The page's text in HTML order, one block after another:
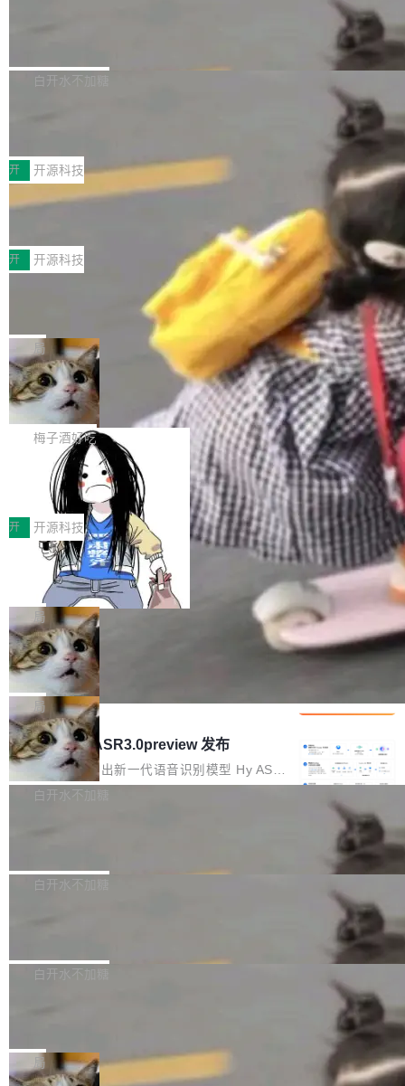
个主 agent 循环，外加一组后台 agent。这些后
库，并将作为transport接入Mooncake TENT。
MPComm将作为一种传输引擎接入Mooncake T
ENT，实现零拷贝传输性能提升30%、非零拷贝
传输性能最高提升5倍。UCL-MPComm底层基
于自研UCL-Engine通信引擎，后续腾讯网平将
持续开源更多基于UCL-Engine的高性能通信组
件。 腾讯网平团队在UCL-MPComm中实现了一
个独立于业务线程的全局通信引擎（Engine），
白开水不加糖
型案例入选名单》，深信服“面向企业研发场景的
开源 AI 编程平台 CoStrict 应用”凭借卓越的技术
创新与落地成效成功入选。 全链路私有化部署，
助力企业AI研发安全落地 当前，越来越多企业已
经开始引入 AI Coding 工具，通过调用公有云模
型或企业内部部署模型提升研发效率。但随着 AI
Coding 从个人辅助工具逐步走向团队级、组织
级应用，企业在规模化落地过程中，对安全性、
可控性和代码质量提出了更高要求。 首先是数据
安全与合规要求。对于大多数普通研发场景，公
有云模型能够满足快速试用和效率提升的需求。
但对于金融、能源、医疗等对数据安全要求较...
开 开源科技
深信服AI算力网关入选工信部人工智能
前不久，工业和信息化部正式发布《2025年人工
智能应用典型案例名单》，集中展示人工智能在
各领域的应用成果，覆盖技术底座、行业赋能、
产品应用、支撑保障、专题等五大方向。深信服
AI算力网关（AI创新平台）成功入选！ 随着各行
各业的Agent走向规模化建设，算力构成形态逐
渐丰富，用户关注的重点也在发生变化：不只是
让AI用起来，还要进一步看清混合算力时代下，
Token花在哪里、算力是否被充分利用，以及持
续增长的AI成本该如何优化。 深信服AI算力网关
正是围绕这些实际问题，从Token治理和成本治
理两个方面，让用户的每一份算力都看得清、管
得住、用得稳、省得下、更安全！ 一、从现在开
始，Token使用一目...
开 开源科技
Jeff Dean 离开 Google：一个时代的结
束，一个实验室的开始
Google 员工编号 20。MapReduce 作者之一。
Bigtable 作者之一。TensorFlow 的作者之一。
Gemini 的架构师。Google 首席科学家。 Jeff D
ean 在 Google 工作了 27 年后，宣布离职。 他
不是一个人走。一同离开的还有 Sanjay Ghema
wat（Google 员工编号 23，Jeff Dean 二十多
年的编程搭档，MapReduce 和 Bigtable 的共同
作者）、Quoc Le（Google 大脑核心成员，Se
q2Seq 和 DocAI 的共同发明人）以及 Oriol Vin
yals（Gemini 联合负责人，AlphaSta...
局
🔥 SolonCode v2026.8.4 发布：界面
字体可调、22 种语言、记忆搜索增强
打开终端就能上岗的全中文编码智能体，这一轮
把「看得清、用母语、记得住」三件事一次补
齐。 SolonCode 是什么 SolonCode 是杭州无
耳科技研发的企业级终端编码智能体——一位全
中文驱动的数字员工，自主理解需求、规划步
骤、编写代码。不挑模型、不挑平台，curl 一行
装完即用。 开源地址：Gitee · GitCode · GitHu
b 安装 支持 Java 8+（8~26）、macOS / Linu
x / Windows / Harmony PC。 # macOS / Linu
x / Harmony PC curl -fsSL https://solon.noea
r.org/solon...
梅子酒好吃
让“代码语义理解”深度释放AI Coding
价值潜能：华为云码道（CodeArts）
代码仓技术解析
一、代码仓深度理解技术的作用与价值 在软件工
程实践中，代码仓是企业核心知识资产的主要载
体。企业级代码仓库通常包含数十万乃至数百万
个文件，其规模远超单次模型调用可承载的上下
文窗口。随着项目规模的持续扩张与代码历史的
不断累积，代码仓中的模块关系、接口契约、业
务逻辑等关键信息往往分散于数十乃至数百个文
件之中，形成高度复杂的知识关联网络。传统的
代码检索手段（如关键词匹配、目录遍历）仅能
在语法层面完成文本定位，难以触及代码的语义
内涵与结构关联，导致开发者使用代码智能体在
理解大规模代码仓时面临显著"代码仓理解"瓶
颈。 代码仓深度理解服务（以下简称" CodeBas
e深度理解服务"）是华为云码道（CodeA...
开 开源科技
一条“删库”命令跑 17 小时，算法工程
师删光 89TB 数据只为干私活
最高人民检察院8月4日公布了一起案件：北京一
名90后算法工程师王某，为了给自己接的私活腾
服务器空间，删光了公司AI游戏部门的全部核心
数据。 王某2024年1月入职东城区某科技公司AI
短剧部门，有互联网大厂背景。在公司内部架构
调整期间，部门三次通知全员将数据从A集群迁
移到B集群，王某都回复了"收到"。 他没有迁移
数据。2024年9月3日下午4点，他使用此前登录
的账号密码进入A集群，输入了一条被程序员圈
称为"删库跑路"的命令——最高管理员权限、无
自研的多个文生3D和...
局
Cloudflare 分享推理优化实践：KV ca
che 量化 + 权重压缩，吞吐量提升 4
1%，成本降 30%
Kimi 和 GLM 是当前最强的大模型系列之一，但
它们有一个共同的问题：太吃显存了。月之暗面
的 Kimi K 系列和智谱的 GLM 都是长上下文、M
oE 架构的大模型，好用到让人上瘾，但 GPU 显
存永远不够用。 Cloudflare 的 Workers AI 团队
一直在跑这些模型的推理。他们在官方博客上发
整性保护。效果是：吞吐量提升 41%，每 token
局
腾讯混元 Hy ASR3.0preview 发布
腾讯混元正式推出新一代语音识别模型 Hy ASR
3.0preview。基于最新一代大语言模型 Hy3 的
让语音识别不再只是听清，而是真正听懂。通过
w 不要求标准普通话，方言识别覆盖粤语、吴语
白开水不加糖
新和少量网页兼容性修复版本。 Changes/fixe
容提供的字体时出现的几个问题 为避免音频加
质的最低采样率）的音频格式将被拒绝 修复了 C
SS 圆角虚线样式中可能存在的问题 如果表单中
白开水不加糖
发布的 Release Notes，他利用 AI 工具（如 Co
最强的若干项。对于尚未正式发版的 PG 19，则
通过拉取过去一年内（从 PG 18 Beta1 时间点
白开水不加糖
维护工作一直与我的日常工作、家务、社交生活
和休闲娱乐竞争时间。" 这是 libexpat 维护者 S
局